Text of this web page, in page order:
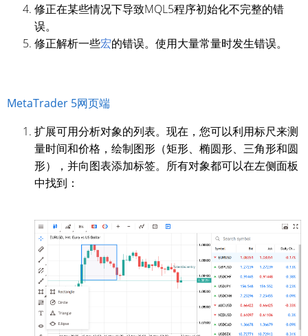
修正在某些情况下导致MQL5程序初始化不完整的错
误。
修正解析一些宏的错误。使用大量常量时发生错误。
MetaTrader 5网页端
扩展可用分析对象的列表。现在，您可以利用标尺来测
量时间和价格，绘制图形（矩形、椭圆形、三角形和圆
形），并向图表添加标签。所有对象都可以在左侧面板
中找到：